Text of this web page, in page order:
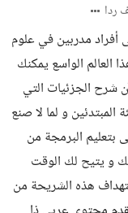
ردا
أفراد مدربين في علوم
العالم الواسع يمكنك
شرح الجزئيات التي
المبتدئين و لما لا صنع
بتعليم البرمجة من
و يتيح لك الوقت
هذه الشريحة من